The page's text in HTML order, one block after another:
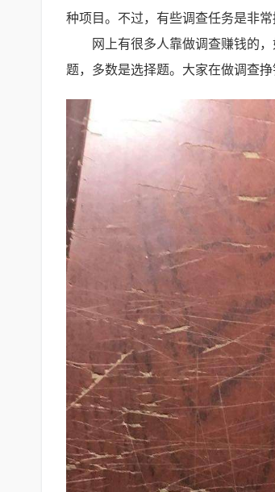
种项目。不过，有些调查任务是非
网上有很多人靠做调查赚钱的
题，多数是选择题。大家在做调查